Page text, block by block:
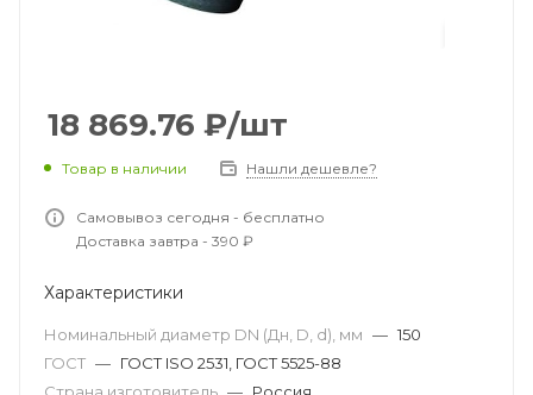
18 869.76 ₽/шт
Товар в наличии Нашли дешевле?
Самовывоз сегодня - бесплатно
Доставка завтра - 390 ₽
Характеристики
Номинальный диаметр DN (Дн, D, d), мм — 150
ГОСТ — ГОСТ ISO 2531, ГОСТ 5525-88